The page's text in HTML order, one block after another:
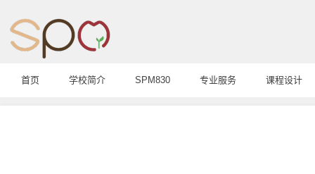
首页 学校简介 SPM830 专业服务 课程设计